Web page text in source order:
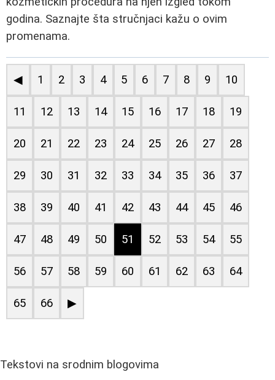
godina. Saznajte šta stručnjaci kažu o ovim
promenama.
◀ 1 2 3 4 5 6 7 8 9 10
11 12 13 14 15 16 17 18 19
20 21 22 23 24 25 26 27 28
29 30 31 32 33 34 35 36 37
38 39 40 41 42 43 44 45 46
47 48 49 50 51 52 53 54 55
56 57 58 59 60 61 62 63 64
65 66 ▶
Tekstovi na srodnim blogovima